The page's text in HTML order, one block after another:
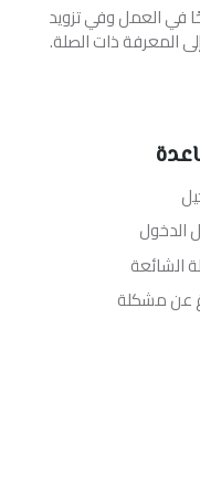
في العمل وفي تزويد
المعرفة ذات الصلة.
الدخول
الشائعة
عن مشكلة